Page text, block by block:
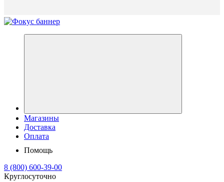
Магазины
Доставка
Оплата
Помощь
8 (800) 600-39-00
Круглосуточно